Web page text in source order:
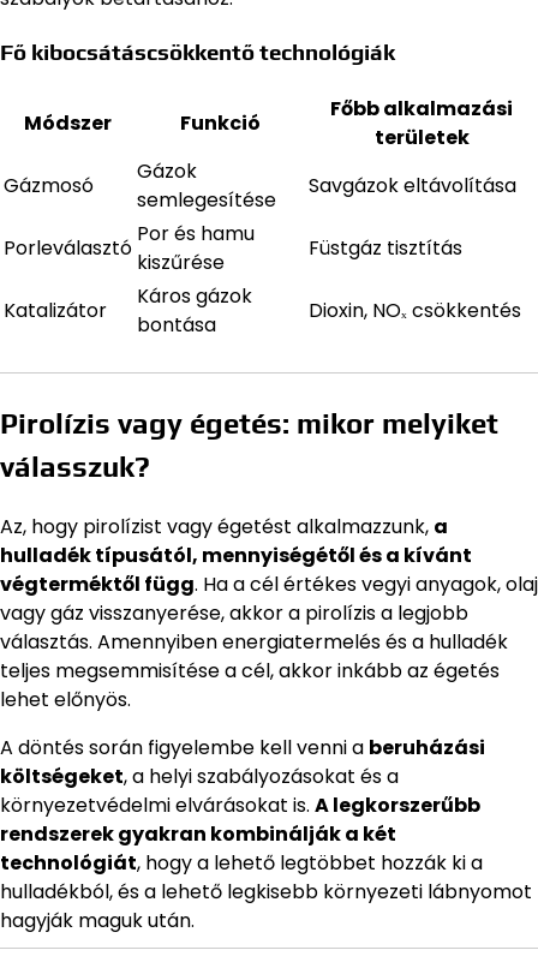
Fő kibocsátáscsökkentő technológiák
Módszer Funkció
Főbb alkalmazási
területek
Gázmosó
Gázok
semlegesítése
Savgázok eltávolítása
Porleválasztó
Por és hamu
kiszűrése
Füstgáz tisztítás
Katalizátor
Káros gázok
bontása
Dioxin, NOₓ csökkentés
Pirolízis vagy égetés: mikor melyiket
válasszuk?
Az, hogy pirolízist vagy égetést alkalmazzunk, a
hulladék típusától, mennyiségétől és a kívánt
végterméktől függ. Ha a cél értékes vegyi anyagok, olaj
vagy gáz visszanyerése, akkor a pirolízis a legjobb
választás. Amennyiben energiatermelés és a hulladék
teljes megsemmisítése a cél, akkor inkább az égetés
lehet előnyös.
A döntés során figyelembe kell venni a beruházási
költségeket, a helyi szabályozásokat és a
környezetvédelmi elvárásokat is. A legkorszerűbb
rendszerek gyakran kombinálják a két
technológiát, hogy a lehető legtöbbet hozzák ki a
hulladékból, és a lehető legkisebb környezeti lábnyomot
hagyják maguk után.